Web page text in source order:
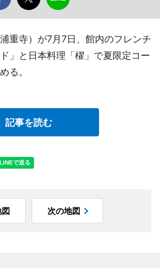
重寺）が7月7日、館内のフレンチ
」と日本料理「櫂」で夏限定コー
る。
記事を読む
次の地図